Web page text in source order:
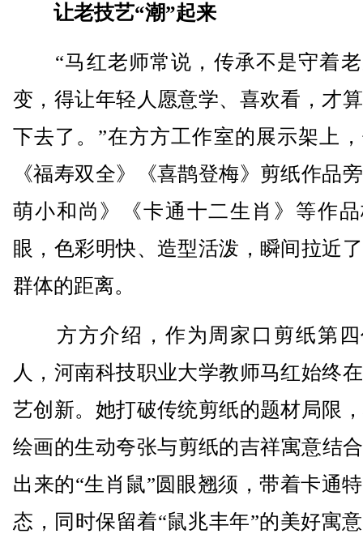
让老技艺“潮”起来
“马红老师常说，传承不是守着老
变，得让年轻人愿意学、喜欢看，才
下去了。”在方方工作室的展示架上
《福寿双全》《喜鹊登梅》剪纸作品
萌小和尚》《卡通十二生肖》等作
眼，色彩明快、造型活泼，瞬间拉近
群体的距离。
方方介绍，作为周家口剪纸第四
人，河南科技职业大学教师马红始终
艺创新。她打破传统剪纸的题材局限
绘画的生动夸张与剪纸的吉祥寓意结
出来的“生肖鼠”圆眼翘须，带着卡通
态，同时保留着“鼠兆丰年”的美好寓